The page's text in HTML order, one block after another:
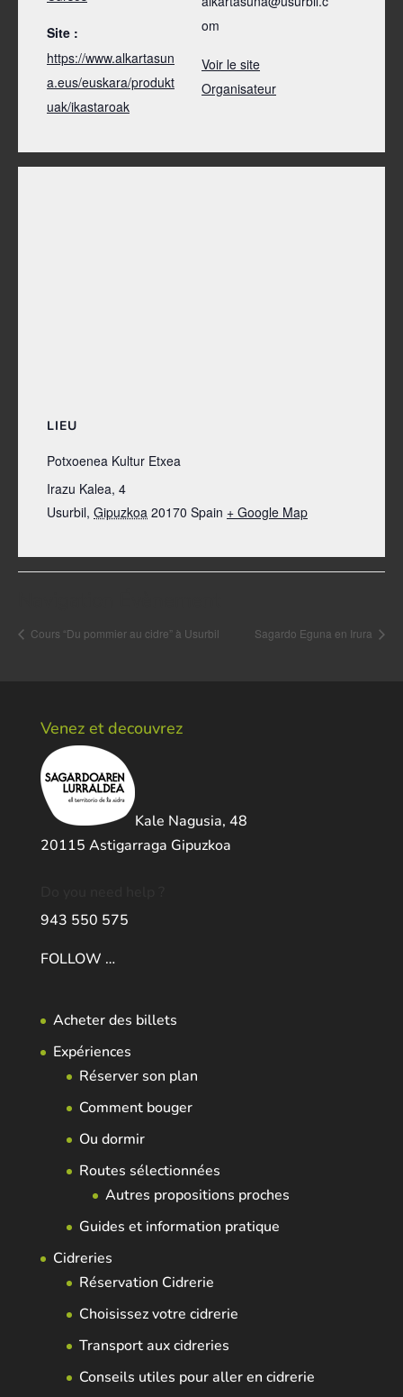
Site :
https://www.alkartasun
a.eus/euskara/produkt
uak/ikastaroak
om
Voir le site
Organisateur
LIEU
Potxoenea Kultur Etxea
Irazu Kalea, 4
Usurbil, Gipuzkoa 20170 Spain + Google Map
Cours “Du pommier au cidre” à Usurbil Sagardo Eguna en Irura
Venez et decouvrez
Kale Nagusia, 48
20115 Astigarraga Gipuzkoa
943 550 575
FOLLOW …
Acheter des billets
Expériences
Réserver son plan
Comment bouger
Ou dormir
Routes sélectionnées
Autres propositions proches
Guides et information pratique
Cidreries
Réservation Cidrerie
Choisissez votre cidrerie
Transport aux cidreries
Conseils utiles pour aller en cidrerie